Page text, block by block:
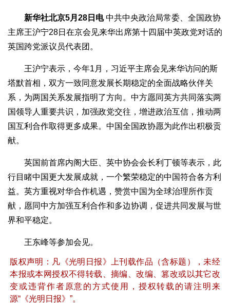
新华社北京5月28日电中共中央政治局常委、全国政协
主席王沪宁28日在京会见来华出席第十四届中英政党对话的
英国跨党派议员代表团。
王沪宁表示，今年1月，习近平主席会见来华访问的斯
塔默首相，双方一致同意发展长期稳定的全面战略伙伴关
系，为两国关系发展指明了方向。中方愿同英方共同落实两
国领导人重要共识，加强政党交往，增进政治互信，推动两
国互利合作取得更多成果。中国全国政协愿为此作出积极贡
献。
英国前首席内阁大臣、英中协会会长利丁顿等表示，此
行目睹中国更大发展成就，一个繁荣稳定的中国符合各方利
益。英方重视对华合作机遇，赞赏中国为全球治理所作贡
献，愿同中方加强互利合作和多边协调，促进共同发展与世
界和平稳定。
王东峰等参加会见。
版权声明：凡《光明日报》上刊载作品（含标题），未经
本报或本网授权不得转载、摘编、改编、篡改或以其它改
变或违背作者原意的方式使用，授权转载的请注明来
源“《光明日报》”。